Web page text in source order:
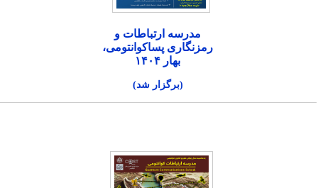
مدرسه ارتباطات و
رمزنگاری پساکوانتومی،
بهار ۱۴۰۴
(برگزار شد)